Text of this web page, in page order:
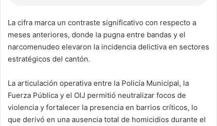
La cifra marca un contraste significativo con respecto a
meses anteriores, donde la pugna entre bandas y el
narcomenudeo elevaron la incidencia delictiva en sectores
estratégicos del cantón.
La articulación operativa entre la Policía Municipal, la
Fuerza Pública y el OIJ permitió neutralizar focos de
violencia y fortalecer la presencia en barrios críticos, lo
que derivó en una ausencia total de homicidios durante el